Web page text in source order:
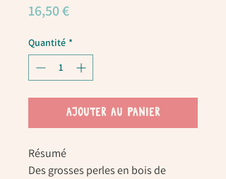
16,50 €Prix
Quantité *
AJOUTER AU PANIER
Résumé
Des grosses perles en bois de